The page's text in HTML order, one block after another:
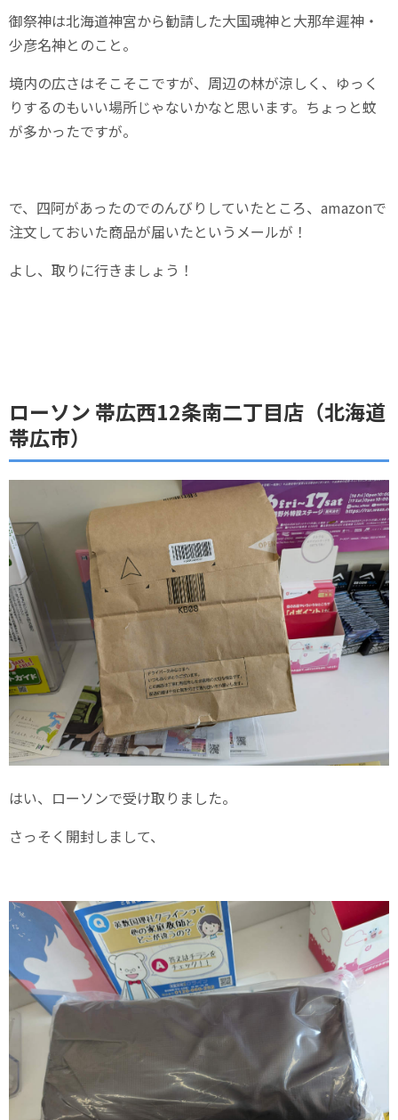
御祭神は北海道神宮から勧請した大国魂神と大那牟遲神・
少彦名神とのこと。
境内の広さはそこそこですが、周辺の林が涼しく、ゆっく
りするのもいい場所じゃないかなと思います。ちょっと蚊
が多かったですが。
で、四阿があったのでのんびりしていたところ、amazonで
注文しておいた商品が届いたというメールが！
よし、取りに行きましょう！
ローソン 帯広西12条南二丁目店（北海道
帯広市）
はい、ローソンで受け取りました。
さっそく開封しまして、